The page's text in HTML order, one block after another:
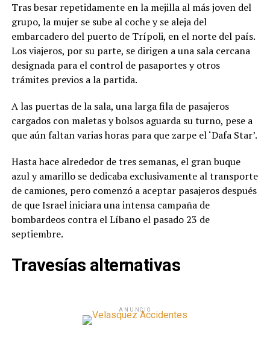
Tras besar repetidamente en la mejilla al más joven del
grupo, la mujer se sube al coche y se aleja del
embarcadero del puerto de Trípoli, en el norte del país.
Los viajeros, por su parte, se dirigen a una sala cercana
designada para el control de pasaportes y otros
trámites previos a la partida.
A las puertas de la sala, una larga fila de pasajeros
cargados con maletas y bolsos aguarda su turno, pese a
que aún faltan varias horas para que zarpe el ‘Dafa Star’.
Hasta hace alrededor de tres semanas, el gran buque
azul y amarillo se dedicaba exclusivamente al transporte
de camiones, pero comenzó a aceptar pasajeros después
de que Israel iniciara una intensa campaña de
bombardeos contra el Líbano el pasado 23 de
septiembre.
Travesías alternativas
ANUNCIO